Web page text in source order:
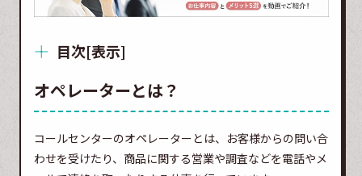
目次[表示]
オペレーターとは？
コールセンターのオペレーターとは、お客様からの問い合
わせを受けたり、商品に関する営業や調査などを電話やメ